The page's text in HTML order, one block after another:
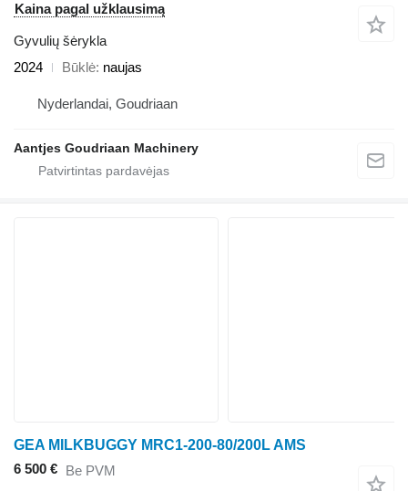
Kaina pagal užklausimą
Gyvulių šėrykla
2024
Būklė naujas
Nyderlandai, Goudriaan
Aantjes Goudriaan Machinery
GEA MILKBUGGY MRC1-200-80/200L AMS
6 500 € Be PVM